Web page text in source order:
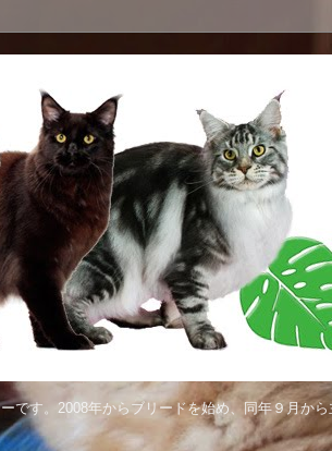
です。2008年からブリードを始め、同年９月か